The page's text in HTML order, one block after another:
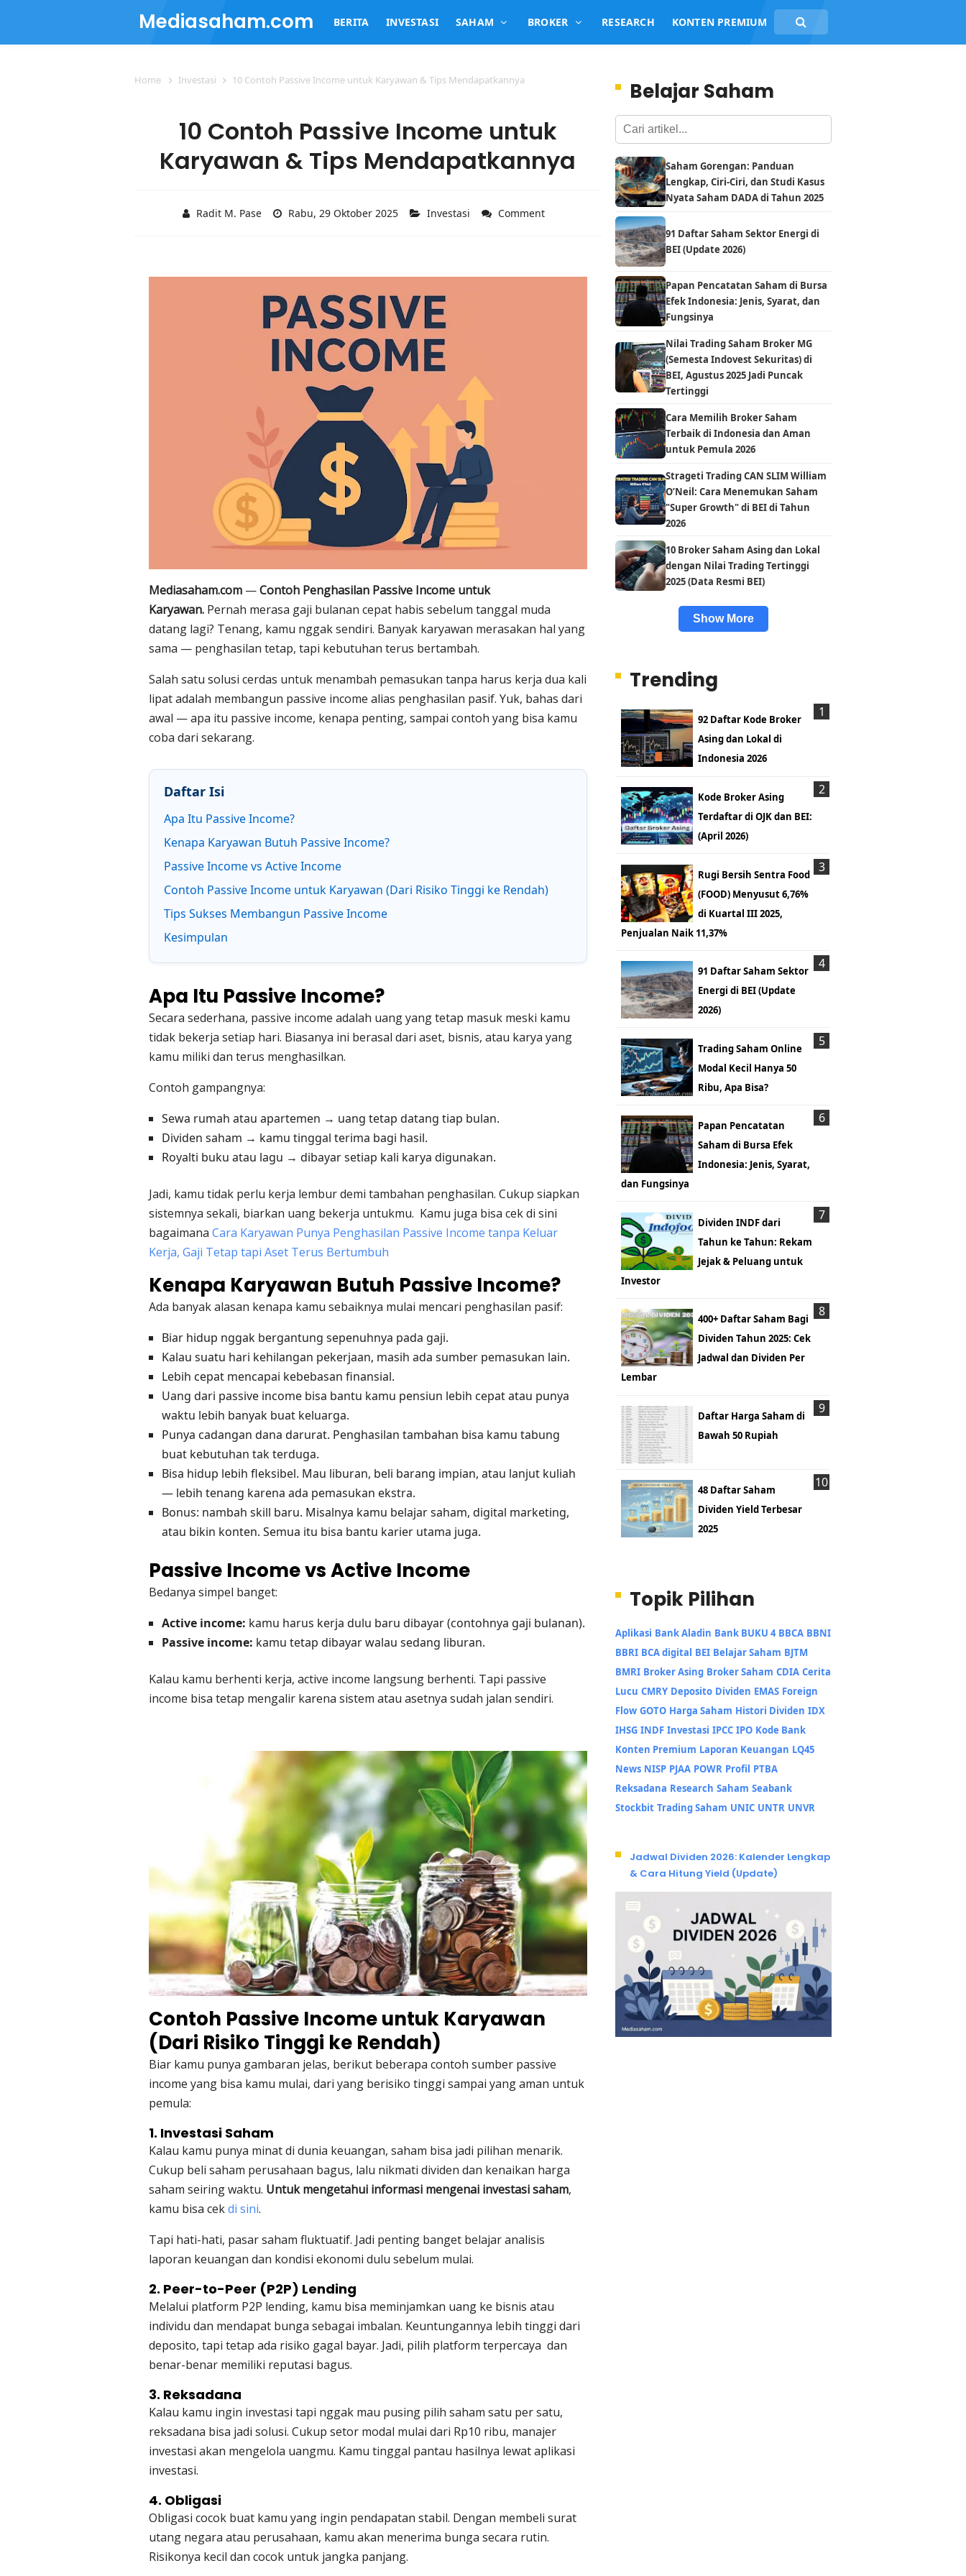
Mediasaham.com BERITA INVESTASI SAHAM BROKER RESEARCH KONTEN PREMIUM
Home Investasi 10 Contoh Passive Income untuk Karyawan & Tips Mendapatkannya
10 Contoh Passive Income untuk
Karyawan & Tips Mendapatkannya
Radit M. Pase Rabu, 29 Oktober 2025 Investasi Comment
Mediasaham.com —Contoh Penghasilan Passive Income untuk
Karyawan. Pernah merasa gaji bulanan cepat habis sebelum tanggal muda
datang lagi? Tenang, kamu nggak sendiri. Banyak karyawan merasakan hal yang
sama — penghasilan tetap, tapi kebutuhan terus bertambah.
Salah satu solusi cerdas untuk menambah pemasukan tanpa harus kerja dua kali
lipat adalah membangun passive income alias penghasilan pasif. Yuk, bahas dari
awal — apa itu passive income, kenapa penting, sampai contoh yang bisa kamu
coba dari sekarang.
Daftar Isi
Apa Itu Passive Income?
Kenapa Karyawan Butuh Passive Income?
Passive Income vs Active Income
Contoh Passive Income untuk Karyawan (Dari Risiko Tinggi ke Rendah)
Tips Sukses Membangun Passive Income
Kesimpulan
Apa Itu Passive Income?
Secara sederhana, passive income adalah uang yang tetap masuk meski kamu
tidak bekerja setiap hari. Biasanya ini berasal dari aset, bisnis, atau karya yang
kamu miliki dan terus menghasilkan.
Contoh gampangnya:
Sewa rumah atau apartemen → uang tetap datang tiap bulan.
Dividen saham → kamu tinggal terima bagi hasil.
Royalti buku atau lagu → dibayar setiap kali karya digunakan.
Jadi, kamu tidak perlu kerja lembur demi tambahan penghasilan. Cukup siapkan
sistemnya sekali, biarkan uang bekerja untukmu. Kamu juga bisa cek di sini
bagaimana Cara Karyawan Punya Penghasilan Passive Income tanpa Keluar
Kerja, Gaji Tetap tapi Aset Terus Bertumbuh
Kenapa Karyawan Butuh Passive Income?
Ada banyak alasan kenapa kamu sebaiknya mulai mencari penghasilan pasif:
Biar hidup nggak bergantung sepenuhnya pada gaji.
Kalau suatu hari kehilangan pekerjaan, masih ada sumber pemasukan lain.
Lebih cepat mencapai kebebasan finansial.
Uang dari passive income bisa bantu kamu pensiun lebih cepat atau punya
waktu lebih banyak buat keluarga.
Punya cadangan dana darurat. Penghasilan tambahan bisa kamu tabung
buat kebutuhan tak terduga.
Bisa hidup lebih fleksibel. Mau liburan, beli barang impian, atau lanjut kuliah
— lebih tenang karena ada pemasukan ekstra.
Bonus: nambah skill baru. Misalnya kamu belajar saham, digital marketing,
atau bikin konten. Semua itu bisa bantu karier utama juga.
Passive Income vs Active Income
Bedanya simpel banget:
Active income: kamu harus kerja dulu baru dibayar (contohnya gaji bulanan).
Passive income: kamu tetap dibayar walau sedang liburan.
Kalau kamu berhenti kerja, active income langsung berhenti. Tapi passive
income bisa tetap mengalir karena sistem atau asetnya sudah jalan sendiri.
Contoh Passive Income untuk Karyawan
(Dari Risiko Tinggi ke Rendah)
Biar kamu punya gambaran jelas, berikut beberapa contoh sumber passive
income yang bisa kamu mulai, dari yang berisiko tinggi sampai yang aman untuk
pemula:
1. Investasi Saham
Kalau kamu punya minat di dunia keuangan, saham bisa jadi pilihan menarik.
Cukup beli saham perusahaan bagus, lalu nikmati dividen dan kenaikan harga
saham seiring waktu. Untuk mengetahui informasi mengenai investasi saham,
kamu bisa cekdi sini.
Tapi hati-hati, pasar saham fluktuatif. Jadi penting banget belajar analisis
laporan keuangan dan kondisi ekonomi dulu sebelum mulai.
2. Peer-to-Peer (P2P) Lending
Melalui platform P2P lending, kamu bisa meminjamkan uang ke bisnis atau
individu dan mendapat bunga sebagai imbalan. Keuntungannya lebih tinggi dari
deposito, tapi tetap ada risiko gagal bayar. Jadi, pilih platform terpercaya dan
benar-benar memiliki reputasi bagus.
3. Reksadana
Kalau kamu ingin investasi tapi nggak mau pusing pilih saham satu per satu,
reksadana bisa jadi solusi. Cukup setor modal mulai dari Rp10 ribu, manajer
investasi akan mengelola uangmu. Kamu tinggal pantau hasilnya lewat aplikasi
investasi.
4. Obligasi
Obligasi cocok buat kamu yang ingin pendapatan stabil. Dengan membeli surat
utang negara atau perusahaan, kamu akan menerima bunga secara rutin.
Risikonya kecil dan cocok untuk jangka panjang.
Belajar Saham
Saham Gorengan: Panduan
Lengkap, Ciri-Ciri, dan Studi Kasus
Nyata Saham DADA di Tahun 2025
91 Daftar Saham Sektor Energi di
BEI (Update 2026)
Papan Pencatatan Saham di Bursa
Efek Indonesia: Jenis, Syarat, dan
Fungsinya
Nilai Trading Saham Broker MG
(Semesta Indovest Sekuritas) di
BEI, Agustus 2025 Jadi Puncak
Tertinggi
Cara Memilih Broker Saham
Terbaik di Indonesia dan Aman
untuk Pemula 2026
Strageti Trading CAN SLIM William
O’Neil: Cara Menemukan Saham
"Super Growth" di BEI di Tahun
2026
10 Broker Saham Asing dan Lokal
dengan Nilai Trading Tertinggi
2025 (Data Resmi BEI)
Show More
Trending
92 Daftar Kode Broker
Asing dan Lokal di
Indonesia 2026
Kode Broker Asing
Terdaftar di OJK dan BEI:
(April 2026)
Rugi Bersih Sentra Food
(FOOD) Menyusut 6,76%
di Kuartal III 2025,
Penjualan Naik 11,37%
91 Daftar Saham Sektor
Energi di BEI (Update
2026)
Trading Saham Online
Modal Kecil Hanya 50
Ribu, Apa Bisa?
Papan Pencatatan
Saham di Bursa Efek
Indonesia: Jenis, Syarat,
dan Fungsinya
Dividen INDF dari
Tahun ke Tahun: Rekam
Jejak & Peluang untuk
Investor
400+ Daftar Saham Bagi
Dividen Tahun 2025: Cek
Jadwal dan Dividen Per
Lembar
Daftar Harga Saham di
Bawah 50 Rupiah
48 Daftar Saham
Dividen Yield Terbesar
2025
Topik Pilihan
Aplikasi Bank Aladin Bank BUKU 4 BBCA BBNI
BBRI BCA digital BEI Belajar Saham BJTM
BMRI Broker Asing Broker Saham CDIA Cerita
Lucu CMRY Deposito Dividen EMAS Foreign
Flow GOTO Harga Saham Histori Dividen IDX
IHSG INDF Investasi IPCC IPO Kode Bank
Konten Premium Laporan Keuangan LQ45
News NISP PJAA POWR Profil PTBA
Reksadana Research Saham Seabank
Stockbit Trading Saham UNIC UNTR UNVR
Jadwal Dividen 2026: Kalender Lengkap
& Cara Hitung Yield (Update)